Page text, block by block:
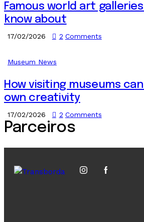
Famous world art
know about
17/02/2026 2 Comments
Museum News
How visiting museums
own creativity
17/02/2026 2 Comments
Parceiros